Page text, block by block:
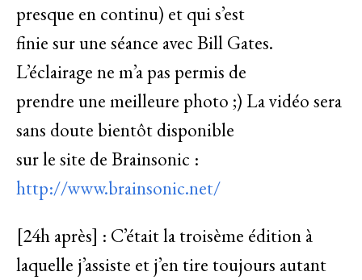
presque en continu) et qui s’est
finie sur une séance avec Bill Gates.
L’éclairage ne m’a pas permis de
prendre une meilleure photo ;) La vidéo sera
sans doute bientôt disponible
sur le site de Brainsonic :
http://www.brainsonic.net/
[24h après] : C’était la troisème édition à
laquelle j’assiste et j’en tire toujours autant